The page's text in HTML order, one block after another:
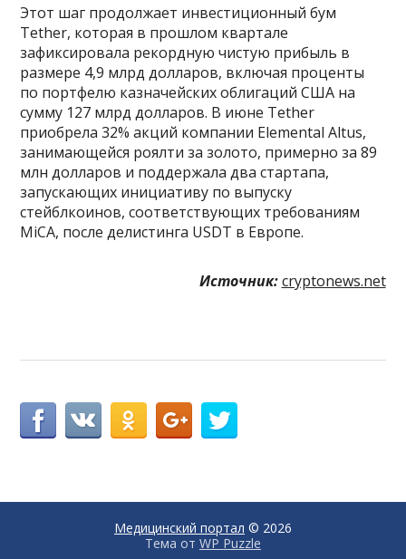
Этот шаг продолжает инвестиционный бум
Tether, которая в прошлом квартале
зафиксировала рекордную чистую прибыль в
размере 4,9 млрд долларов, включая проценты
по портфелю казначейских облигаций США на
сумму 127 млрд долларов. В июне Tether
приобрела 32% акций компании Elemental Altus,
занимающейся роялти за золото, примерно за 89
млн долларов и поддержала два стартапа,
запускающих инициативу по выпуску
стейблкоинов, соответствующих требованиям
MiCA, после делистинга USDT в Европе.
Источник: cryptonews.net
Медицинский портал © 2026
Тема от WP Puzzle